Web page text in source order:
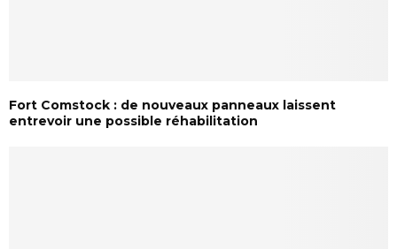
Fort Comstock : de nouveaux panneaux laissent
entrevoir une possible réhabilitation